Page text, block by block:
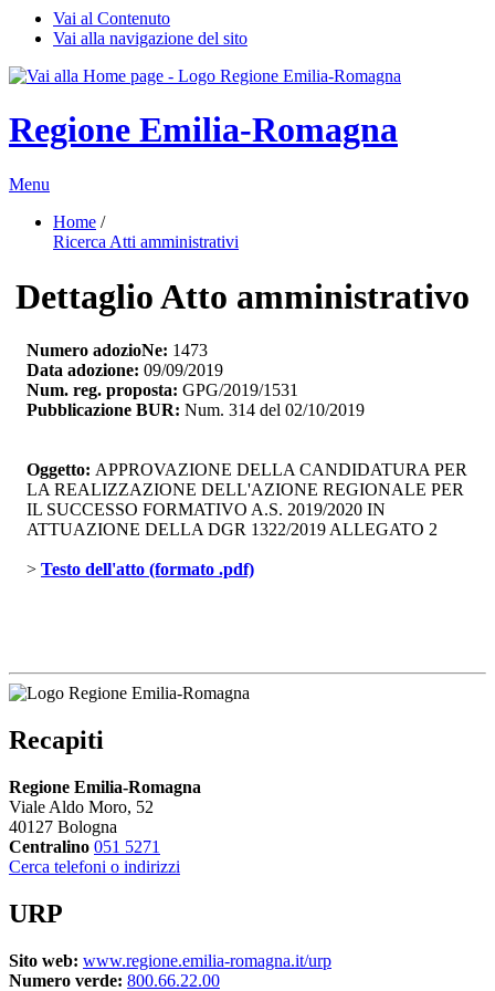
Vai al Contenuto
Vai alla navigazione del sito
Regione Emilia-Romagna
Menu
Home /
Ricerca Atti amministrativi
Dettaglio Atto amministrativo
Numero adozioNe: 1473
Data adozione: 09/09/2019
Num. reg. proposta: GPG/2019/1531
Pubblicazione BUR: Num. 314 del 02/10/2019
Oggetto: APPROVAZIONE DELLA CANDIDATURA PER
LA REALIZZAZIONE DELL'AZIONE REGIONALE PER
IL SUCCESSO FORMATIVO A.S. 2019/2020 IN
ATTUAZIONE DELLA DGR 1322/2019 ALLEGATO 2
> Testo dell'atto (formato .pdf)
Recapiti
Regione Emilia-Romagna
Viale Aldo Moro, 52
40127 Bologna
Centralino 051 5271
Cerca telefoni o indirizzi
URP
Sito web: www.regione.emilia-romagna.it/urp
Numero verde: 800.66.22.00